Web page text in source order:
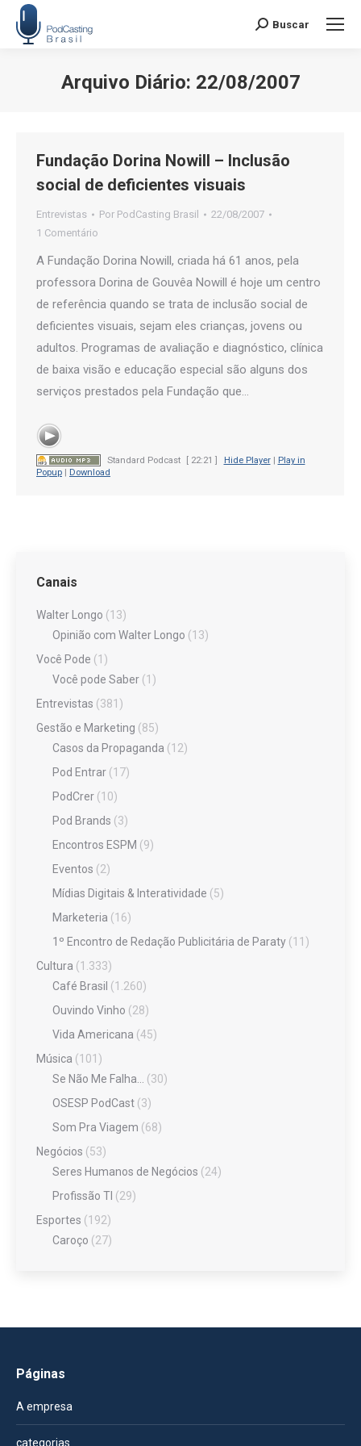
Search:
Buscar
Arquivo Diário: 22/08/2007
Fundação Dorina Nowill – Inclusão
social de deficientes visuais
Entrevistas Por PodCasting Brasil
22/08/2007
1 Comentário
A Fundação Dorina Nowill, criada há 61 anos, pela
professora Dorina de Gouvêa Nowill é hoje um centro
de referência quando se trata de inclusão social de
deficientes visuais, sejam eles crianças, jovens ou
adultos. Programas de avaliação e diagnóstico, clínica
de baixa visão e educação especial são alguns dos
serviços prestados pela Fundação que…
Standard Podcast [ 22:21 ] Hide Player| Play in
Popup
Download
Canais
Walter Longo (13)
Opinião com Walter Longo (13)
Você Pode (1)
Você pode Saber (1)
Entrevistas (381)
Gestão e Marketing (85)
Casos da Propaganda (12)
Pod Entrar (17)
PodCrer (10)
Pod Brands (3)
Encontros ESPM (9)
Eventos (2)
Mídias Digitais & Interatividade (5)
Marketeria (16)
1º Encontro de Redação Publicitária de Paraty (11)
Cultura (1.333)
Café Brasil (1.260)
Ouvindo Vinho (28)
Vida Americana (45)
Música (101)
Se Não Me Falha… (30)
OSESP PodCast (3)
Som Pra Viagem (68)
Negócios (53)
Seres Humanos de Negócios (24)
Profissão TI (29)
Esportes (192)
Caroço (27)
Páginas
A empresa
categorias